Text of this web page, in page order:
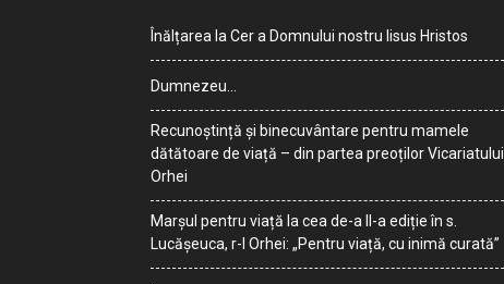
Înălțarea la Cer a Domnului nostru Iisus Hristos
Dumnezeu…
Recunoștință și binecuvântare pentru mamele
dătătoare de viață – din partea preoților Vicariatului
Orhei
Marșul pentru viață la cea de-a II-a ediție în s.
Lucășeuca, r-l Orhei: „Pentru viață, cu inimă curată”